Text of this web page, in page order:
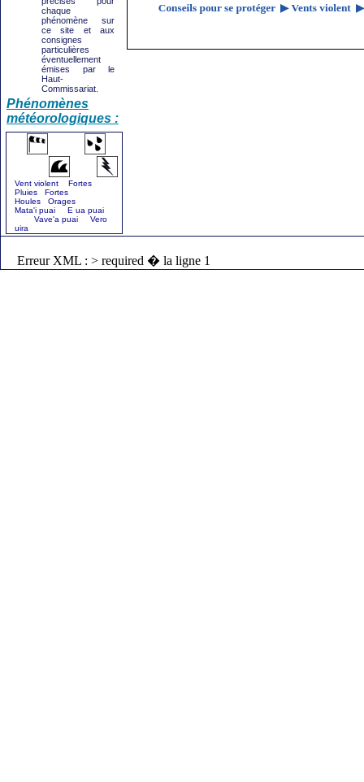
chaque
phénomène sur
ce site et aux
consignes
particulières
éventuellement
émises par le
Haut-
Commissariat.
Phénomènes
météorologiques :
Vent violent Fortes
Pluies Fortes
Houles Orages
Mata'i puai E ua puai
Vave'a puai Vero
uira
Erreur XML : > required � la ligne 1